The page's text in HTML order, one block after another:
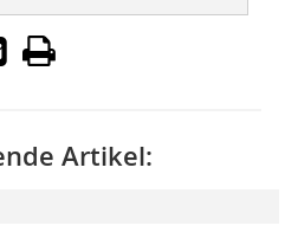
Artikel: